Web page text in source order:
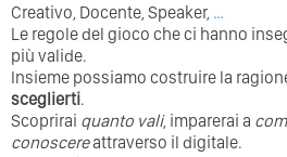
Creativo, Docente, Speaker, …
Le regole del gioco che ci hanno
più valide.
Insieme possiamo costruire la
sceglierti.
Scoprirai quanto vali, imparerai a
conoscereattraverso il digitale.